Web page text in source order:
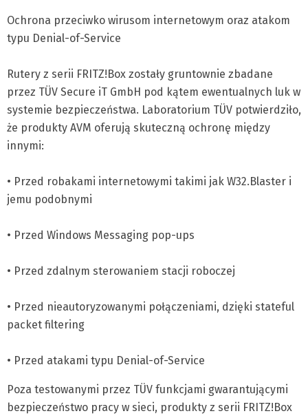
Ochrona przeciwko wirusom internetowym oraz atakom
typu Denial-of-Service
Rutery z serii FRITZ!Box zostały gruntownie zbadane
przez TÜV Secure iT GmbH pod kątem ewentualnych luk w
systemie bezpieczeństwa. Laboratorium TÜV potwierdziło,
że produkty AVM oferują skuteczną ochronę między
innymi:
• Przed robakami internetowymi takimi jak W32.Blaster i
jemu podobnymi
• Przed Windows Messaging pop-ups
• Przed zdalnym sterowaniem stacji roboczej
• Przed nieautoryzowanymi połączeniami, dzięki stateful
packet filtering
• Przed atakami typu Denial-of-Service
Poza testowanymi przez TÜV funkcjami gwarantującymi
bezpieczeństwo pracy w sieci, produkty z serii FRITZ!Box